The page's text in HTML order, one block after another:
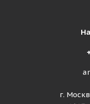
г.